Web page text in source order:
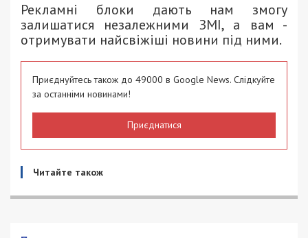
Рекламні блоки дають нам змогу
залишатися незалежними ЗМІ, а вам -
отримувати найсвіжіші новини під ними.
Приєднуйтесь також до 49000 в Google News. Слідкуйте
за останніми новинами!
Приєднатися
Читайте також